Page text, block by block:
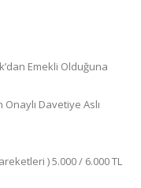
Emekli Olduğuna
Davetiye Aslı
) 5.000 / 6.000 TL